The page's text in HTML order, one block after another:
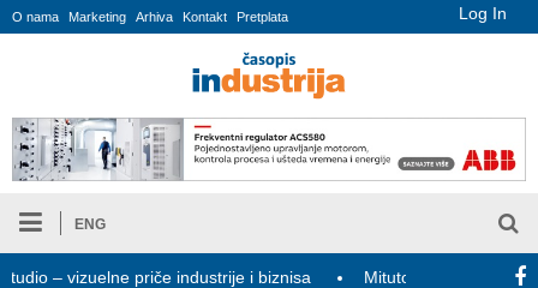
Log In
O nama Marketing Arhiva Kontakt Pretplata
ENG
– vizuelne priče industrije i biznisa Mitutoyo Crysta-Apex V